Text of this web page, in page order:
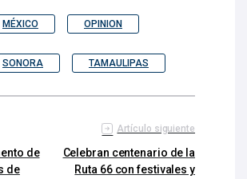
MÉXICO OPINION
SONORA TAMAULIPAS
de
de
Artículo siguiente
Celebran centenario de la
Ruta 66 con festivales y